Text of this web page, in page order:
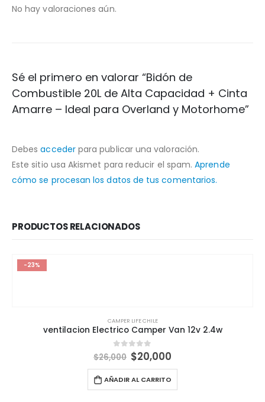
No hay valoraciones aún.
Sé el primero en valorar “Bidón de
Combustible 20L de Alta Capacidad + Cinta
Amarre – Ideal para Overland y Motorhome”
Debesaccederpara publicar una valoración.
Este sitio usa Akismet para reducir el spam.Aprende
cómo se procesan los datos de tus comentarios.
PRODUCTOS RELACIONADOS
-23%
CAMPER LIFE CHILE
ventilacion Electrico Camper Van 12v 2.4w
0out of 5
$26,000 El
precio
original
era:
$26,000.
$20,000El
precio
actual
es:
$20,000.
AÑADIR AL CARRITO